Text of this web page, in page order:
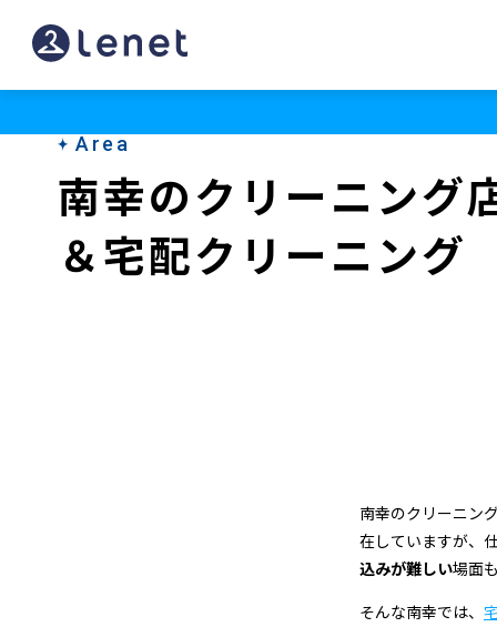
南
幸
Area
南幸のクリーニング
＆宅配クリーニング
南幸のクリーニング
在していますが、
込みが難しい場面
そんな南幸では、